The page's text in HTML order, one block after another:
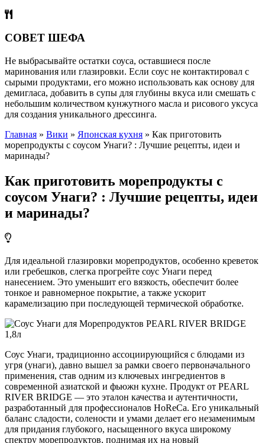
СОВЕТ ШЕФА
Не выбрасывайте остатки соуса, оставшиеся после
маринования или глазировки. Если соус не контактировал с
сырыми продуктами, его можно использовать как основу для
демигласа, добавить в супы для глубины вкуса или смешать с
небольшим количеством кунжутного масла и рисового уксуса
для создания уникального дрессинга.
Главная » Вики » Японская кухня » Как приготовить
морепродукты с соусом Унаги? : Лучшие рецепты, идеи и
маринады?
Как приготовить морепродукты с
соусом Унаги? : Лучшие рецепты, идеи
и маринады?
Для идеальной глазировки морепродуктов, особенно креветок
или гребешков, слегка прогрейте соус Унаги перед
нанесением. Это уменьшит его вязкость, обеспечит более
тонкое и равномерное покрытие, а также ускорит
карамелизацию при последующей термической обработке.
Соус Унаги, традиционно ассоциирующийся с блюдами из
угря (унаги), давно вышел за рамки своего первоначального
применения, став одним из ключевых ингредиентов в
современной азиатской и фьюжн кухне. Продукт от PEARL
RIVER BRIDGE — это эталон качества и аутентичности,
разработанный для профессионалов HoReCa. Его уникальный
баланс сладости, солености и умами делает его незаменимым
для придания глубокого, насыщенного вкуса широкому
спектру морепродуктов, поднимая их на новый